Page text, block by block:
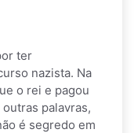
ter
nazista. Na
o rei e pagou
palavras,
é segredo em